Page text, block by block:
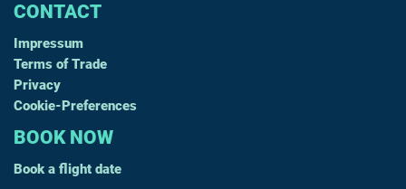
CONTACT
Impressum
Terms of Trade
Privacy
Cookie-Preferences
BOOK NOW
Book a flight date